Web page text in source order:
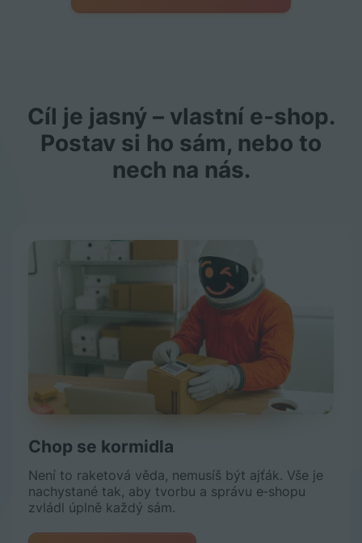
Cíl je jasný – vlastní e‑shop.
Postav si ho sám, nebo to
nech na nás.
Chop se kormidla
Není to raketová věda, nemusíš být ajťák. Vše je
nachystané tak, aby tvorbu a správu e‑shopu
zvládl úplně každý sám.